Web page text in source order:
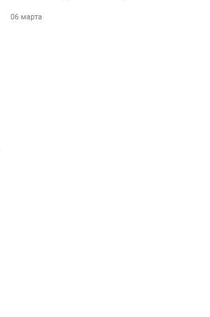
06 марта